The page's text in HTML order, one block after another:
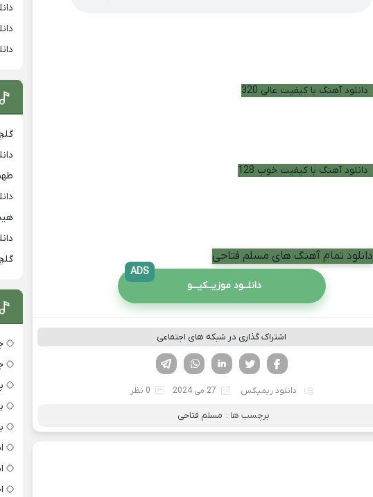
دانلود آهنگ با کیفیت عالی 320
دانلود آهنگ با کیفیت خوب 128
دانلود تمام آهنگ های مسلم فتاحی
دانلــود موزیــکیـــو
ADS
اشتراک گذاری در شبکه های اجتماعی
لینکدین تویتر
فیسوک
دانلود ریمیکس 27 می 2024 0 نظر
برچسب ها : مسلم فتاحی